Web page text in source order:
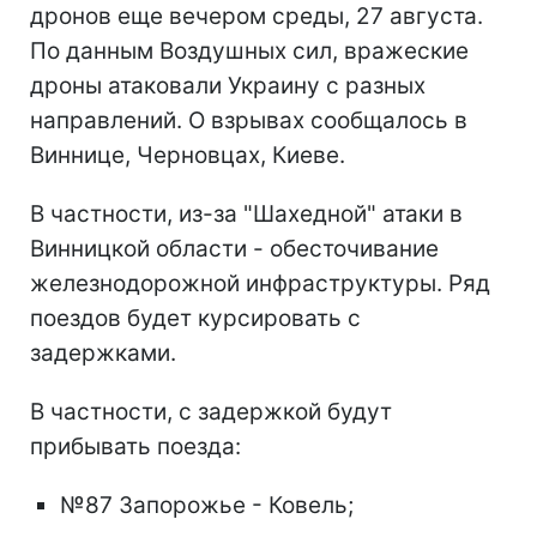
дронов еще вечером среды, 27 августа.
По данным Воздушных сил, вражеские
дроны атаковали Украину с разных
направлений. О взрывах сообщалось в
Виннице, Черновцах, Киеве.
В частности, из-за "Шахедной" атаки в
Винницкой области - обесточивание
железнодорожной инфраструктуры. Ряд
поездов будет курсировать с
задержками.
В частности, с задержкой будут
прибывать поезда:
№87 Запорожье - Ковель;